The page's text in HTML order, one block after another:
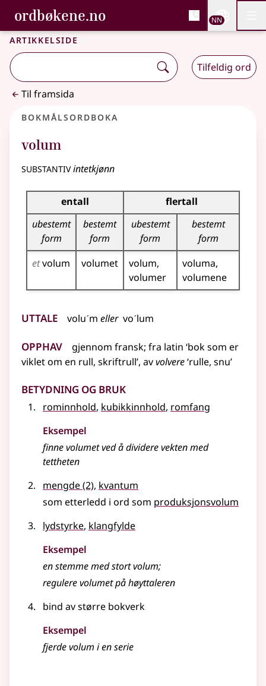
Gå til hovudinnhald
Tilgjenge
ordbøkene.no, Bokmålsordboka og
Bokmålsordboka og Nynorskordboka
NN
Artikkelside
Tilfeldig ord
Til framsida
Bokmålsordboka
volum
substantivintetkjønn
Bøyingstabell for dette substantivet
entall
flertall
ubestemt
form
bestemt
form
ubestemt
form
bestemt
form
etvolum volumet
volum
volumer
voluma
volumene
Uttale voluˊm eller voˊlum
Opphav gjennom fransk; fra latin ‘bok som er
viklet om en rull, skriftrull’, avvolvere‘rulle, snu’
Betydning og bruk
rominnhold, kubikkinnhold, romfang
Eksempel
finnevolumetved å dividere vekten med
tettheten
mengde(2), kvantum
som etterledd i ord som produksjonsvolum
lydstyrke, klangfylde
Eksempel
en stemme med stortvolum;
regulerevolumetpå høyttaleren
bind av større bokverk
Eksempel
fjerde volum i en serie